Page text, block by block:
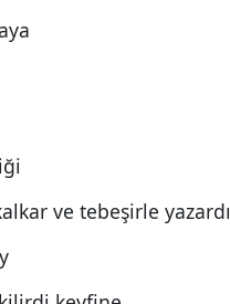
ve tebeşirle yazardı